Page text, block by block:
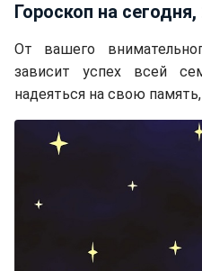
Гороскоп на
От вашего
зависит успех всей
надеяться на свою